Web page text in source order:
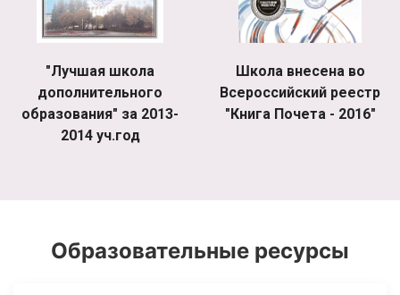
"Лучшая школа
дополнительного
образования" за 2013-
2014 уч.год
Школа внесена во
Всероссийский реестр
"Книга Почета - 2016"
Образовательные ресурсы